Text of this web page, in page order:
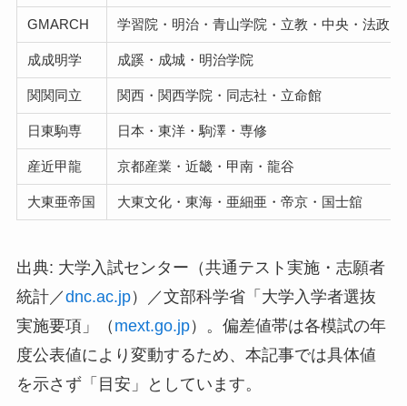
GMARCH 学習院・明治・青山学院・立教・中央・法政
成成明学 成蹊・成城・明治学院
関関同立 関西・関西学院・同志社・立命館
日東駒専 日本・東洋・駒澤・専修
産近甲龍 京都産業・近畿・甲南・龍谷
大東亜帝国 大東文化・東海・亜細亜・帝京・国士舘
出典: 大学入試センター（共通テスト実施・志願者
統計／dnc.ac.jp）／文部科学省「大学入学者選抜
実施要項」（ mext.go.jp）。偏差値帯は各模試の年
度公表値により変動するため、本記事では具体値
を示さず「目安」としています。